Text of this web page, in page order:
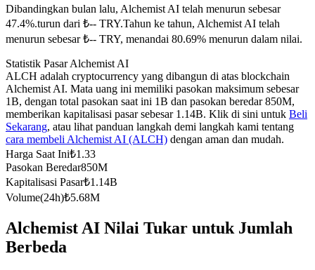
Kontrak berjangka menggunakan USDC sebagai jaminannya
Copy Trading
Bergabunglah dengan pedagang top
Dibandingkan bulan lalu, Alchemist AI telah menurun sebesar
47.4%.turun dari ₺-- TRY.Tahun ke tahun, Alchemist AI telah
menurun sebesar ₺-- TRY, menandai 80.69% menurun dalam nilai.
Statistik Pasar Alchemist AI
ALCH adalah cryptocurrency yang dibangun di atas blockchain
Alchemist AI. Mata uang ini memiliki pasokan maksimum sebesar
1B, dengan total pasokan saat ini 1B dan pasokan beredar 850M,
memberikan kapitalisasi pasar sebesar 1.14B. Klik di sini untuk Beli
Sekarang, atau lihat panduan langkah demi langkah kami tentang
cara membeli Alchemist AI (ALCH) dengan aman dan mudah.
Harga Saat Ini₺1.33
Pasokan Beredar850M
Kapitalisasi Pasar₺1.14B
Volume(24h)₺5.68M
Alchemist AI Nilai Tukar untuk Jumlah
Berbeda